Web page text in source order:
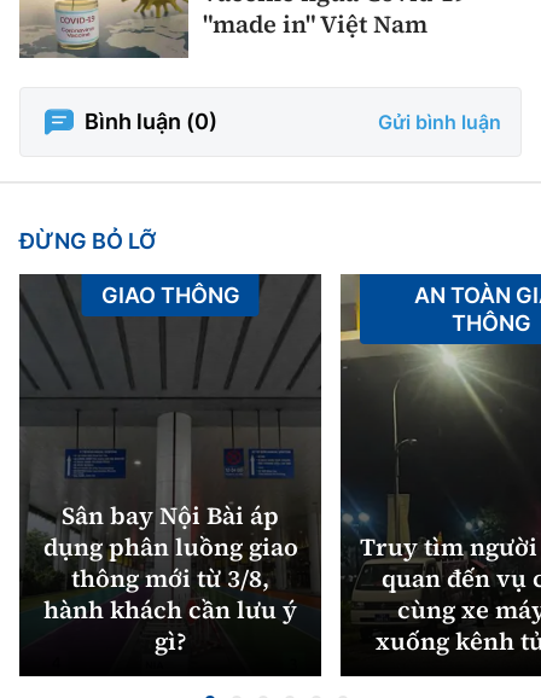
"made in" Việt Nam
Bình luận (0) Gửi bình luận
ĐỪNG BỎ LỠ
Sân bay Nội Bài áp
dụng phân luồng giao
thông mới từ 3/8,
hành khách cần lưu ý
gì?
GIAO THÔNG
Truy tìm
quan đến vụ
cùng xe
xuống kênh
AN TOÀN
THÔNG